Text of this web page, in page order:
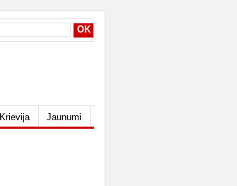
Krievija Jaunumi